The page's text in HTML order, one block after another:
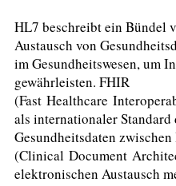
HL7 beschreibt ein Bündel
Austausch von
im Gesundheitswesen, um
gewährleisten. FHIR
(Fast Healthcare
als internationaler
Gesundheitsdaten
(Clinical Document
elektronischen Austausch